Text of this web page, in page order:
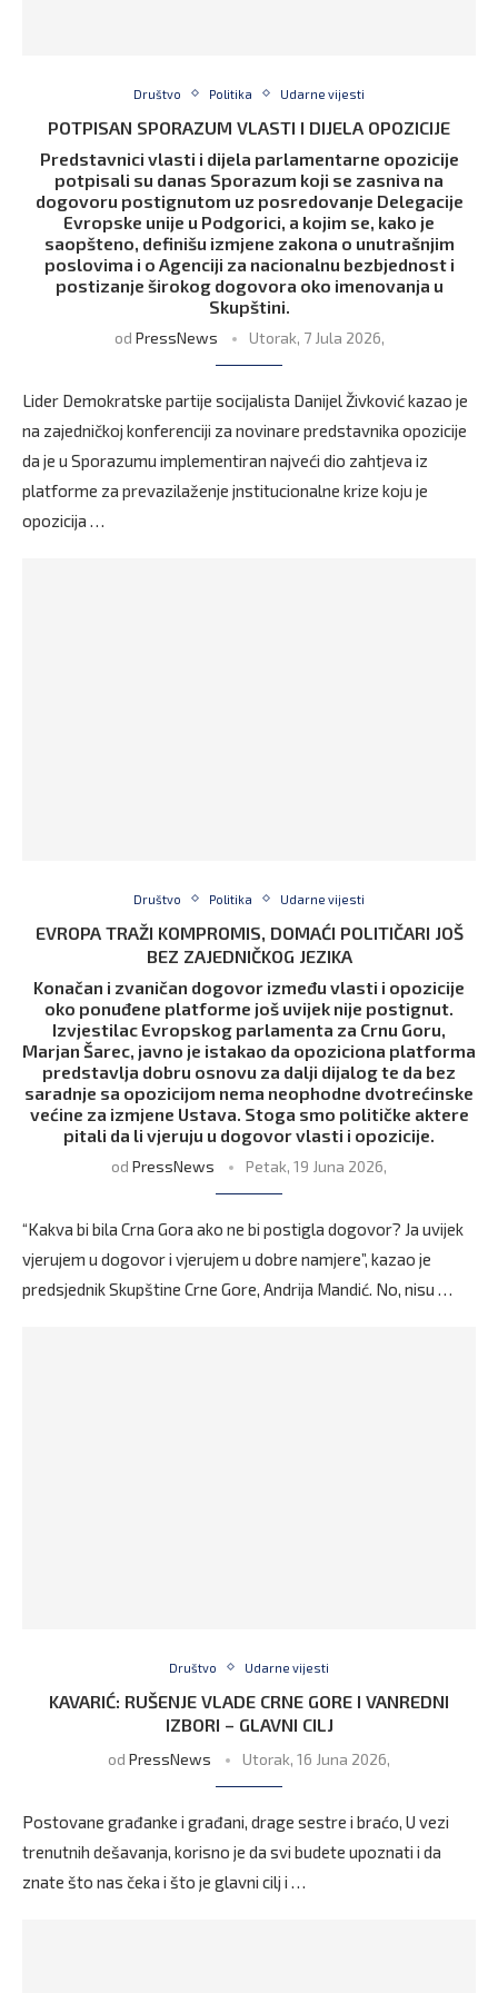
Društvo Politika Udarne vijesti
POTPISAN SPORAZUM VLASTI I DIJELA OPOZICIJE
Predstavnici vlasti i dijela parlamentarne opozicije
potpisali su danas Sporazum koji se zasniva na
dogovoru postignutom uz posredovanje Delegacije
Evropske unije u Podgorici, a kojim se, kako je
saopšteno, definišu izmjene zakona o unutrašnjim
poslovima i o Agenciji za nacionalnu bezbjednost i
postizanje širokog dogovora oko imenovanja u
Skupštini.
od PressNews Utorak, 7 Jula 2026,
Lider Demokratske partije socijalista Danijel Živković kazao je
na zajedničkoj konferenciji za novinare predstavnika opozicije
da je u Sporazumu implementiran najveći dio zahtjeva iz
platforme za prevazilaženje jnstitucionalne krize koju je
opozicija …
Društvo Politika Udarne vijesti
EVROPA TRAŽI KOMPROMIS, DOMAĆI POLITIČARI JOŠ
BEZ ZAJEDNIČKOG JEZIKA
Konačan i zvaničan dogovor između vlasti i opozicije
oko ponuđene platforme još uvijek nije postignut.
Izvjestilac Evropskog parlamenta za Crnu Goru,
Marjan Šarec, javno je istakao da opoziciona platforma
predstavlja dobru osnovu za dalji dijalog te da bez
saradnje sa opozicijom nema neophodne dvotrećinske
većine za izmjene Ustava. Stoga smo političke aktere
pitali da li vjeruju u dogovor vlasti i opozicije.
od PressNews Petak, 19 Juna 2026,
“Kakva bi bila Crna Gora ako ne bi postigla dogovor? Ja uvijek
vjerujem u dogovor i vjerujem u dobre namjere”, kazao je
predsjednik Skupštine Crne Gore, Andrija Mandić. No, nisu …
Društvo Udarne vijesti
KAVARIĆ: RUŠENJE VLADE CRNE GORE I VANREDNI
IZBORI – GLAVNI CILJ
od PressNews Utorak, 16 Juna 2026,
Postovane građanke i građani, drage sestre i braćo, U vezi
trenutnih dešavanja, korisno je da svi budete upoznati i da
znate što nas čeka i što je glavni cilj i …